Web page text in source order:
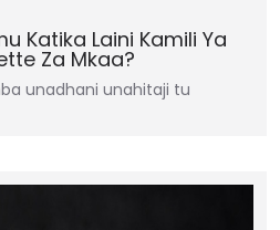
Katika Laini Kamili Ya
Za Mkaa?
unadhani unahitaji tu